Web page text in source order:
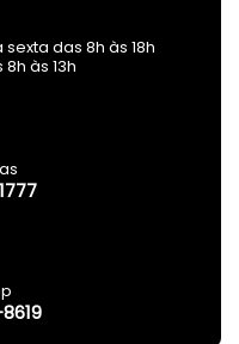
das 8h às 18h
às 13h